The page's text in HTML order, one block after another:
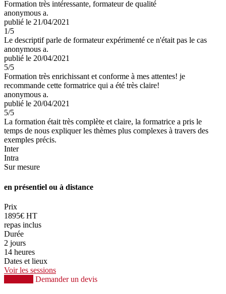
Formation très intéressante, formateur de qualité
anonymous a.
publié le 21/04/2021
1/5
Le descriptif parle de formateur expérimenté ce n'était pas le cas
anonymous a.
publié le 20/04/2021
5/5
Formation très enrichissant et conforme à mes attentes! je
recommande cette formatrice qui a été très claire!
anonymous a.
publié le 20/04/2021
5/5
La formation était très complète et claire, la formatrice a pris le
temps de nous expliquer les thèmes plus complexes à travers des
exemples précis.
Inter
Intra
Sur mesure
en présentiel ou à distance
Prix
1895€ HT
repas inclus
Durée
2 jours
14 heures
Dates et lieux
Voir les sessions
Demander un devis